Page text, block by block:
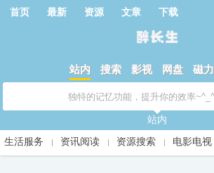
首页 最新 资源 文章 下载
站内 搜索 影视 网盘 磁力
站内
生活服务
资讯阅读 资源搜索 电影电视